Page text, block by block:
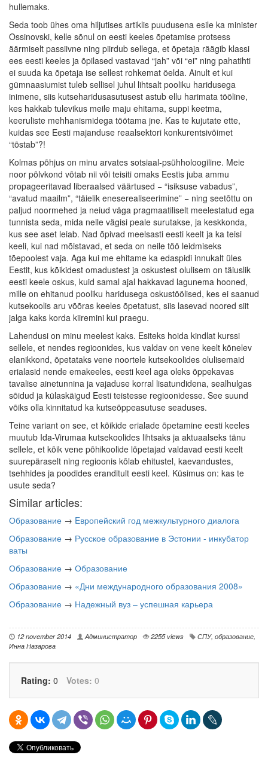
hullemaks.
Seda toob ühes oma hiljutises artiklis puudusena esile ka minister
Ossinovski, kelle sõnul on eesti keeles õpetamise protsess
äärmiselt passiivne ning piirdub sellega, et õpetaja räägib klassi
ees eesti keeles ja õpilased vastavad “jah” või “ei” ning pahatihti
ei suuda ka õpetaja ise sellest rohkemat öelda. Ainult et kui
gümnaasiumist tuleb sellisel juhul lihtsalt pooliku haridusega
inimene, siis kutseharidusasutusest astub ellu harimata tööline,
kes hakkab tulevikus meile maju ehitama, suppi keetma,
keeruliste mehhanismidega töötama jne. Kas te kujutate ette,
kuidas see Eesti majanduse reaalsektori konkurentsivõimet
“tõstab”?!
Kolmas põhjus on minu arvates sotsiaal-psühholoogiline. Meie
noor põlvkond võtab nii või teisiti omaks Eestis juba ammu
propageeritavad liberaalsed väärtused − “isiksuse vabadus”,
“avatud maailm”, “täielik eneserealiseerimine” − ning seetõttu on
paljud noormehed ja neiud väga pragmaatiliselt meelestatud ega
tunnista seda, mida neile vägisi peale surutakse, ja keskkonda,
kus see aset leiab. Nad õpivad meelsasti eesti keelt ja ka teisi
keeli, kui nad mõistavad, et seda on neile töö leidmiseks
tõepoolest vaja. Aga kui me ehitame ka edaspidi innukalt üles
Eestit, kus kõikidest omadustest ja oskustest olulisem on täiuslik
eesti keele oskus, kuid samal ajal hakkavad lagunema hooned,
mille on ehitanud pooliku haridusega oskustöölised, kes ei saanud
kutsekoolis aru võõras keeles õpetatust, siis lasevad noored siit
jalga kaks korda kiiremini kui praegu.
Lahendusi on minu meelest kaks. Esiteks hoida kindlat kurssi
sellele, et nendes regioonides, kus valdav on vene keelt kõnelev
elanikkond, õpetataks vene noortele kutsekoolides olulisemaid
erialasid nende emakeeles, eesti keel aga oleks õppekavas
tavalise ainetunnina ja vajaduse korral lisatundidena, sealhulgas
sõidud ja külaskäigud Eesti teistesse regioonidesse. See suund
võiks olla kinnitatud ka kutseõppeasutuse seaduses.
Teine variant on see, et kõikide erialade õpetamine eesti keeles
muutub Ida-Virumaa kutsekoolides lihtsaks ja aktuaalseks tänu
sellele, et kõik vene põhikoolide lõpetajad valdavad eesti keelt
suurepäraselt ning regioonis kõlab ehitustel, kaevandustes,
tsehhides ja poodides eranditult eesti keel. Küsimus on: kas te
usute seda?
Similar articles:
Образование → Eвропейский год межкультурного диалога
Образование → Русское образование в Эстонии - инкубатор
ваты
Образование → Образование
Образование → «Дни международного образования 2008»
Образование → Надежный вуз – успешная карьера
12 november 2014 Администратор 2255 views СПУ, образование,
Инна Назарова
Rating: 0 Votes: 0